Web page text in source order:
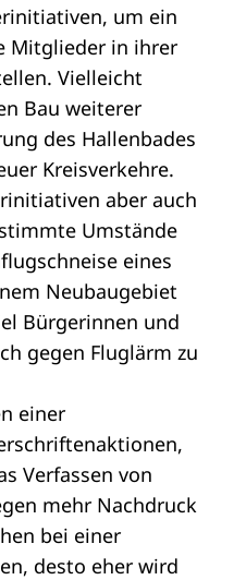
um ein
Mitglieder in ihrer
Vielleicht
Bau weiterer
des Hallenbades
Kreisverkehre.
aber auch
Umstände
eines
Neubaugebiet
Bürgerinnen und
gegen Fluglärm zu
einer
Verfassen von
mehr Nachdruck
bei einer
desto eher wird